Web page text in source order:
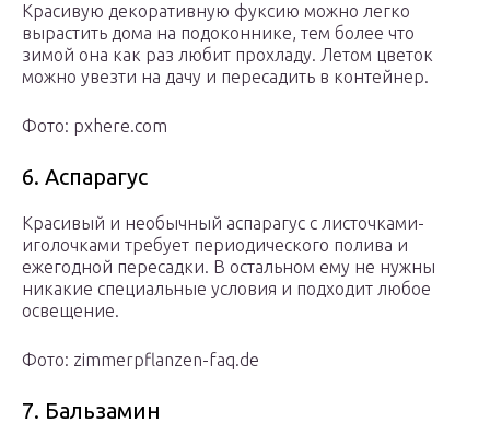
Красивую декоративную фуксию можно легко
вырастить дома на подоконнике, тем более что
зимой она как раз любит прохладу. Летом цветок
можно увезти на дачу и пересадить в контейнер.
Фото: pxhere.com
6. Аспарагус
Красивый и необычный аспарагус с листочками-
иголочками требует периодического полива и
ежегодной пересадки. В остальном ему не нужны
никакие специальные условия и подходит любое
освещение.
Фото: zimmerpflanzen-faq.de
7. Бальзамин